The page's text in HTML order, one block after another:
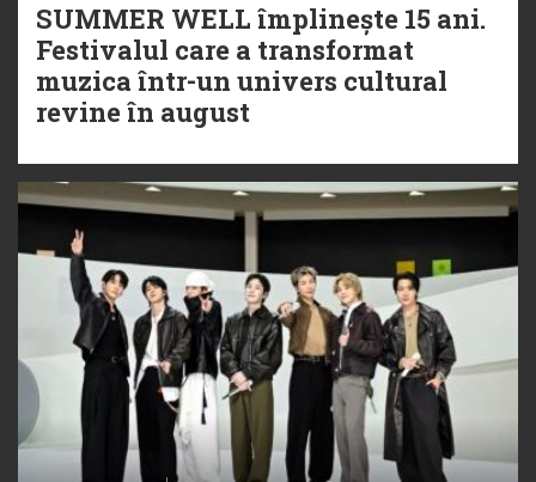
SUMMER WELL împlinește 15 ani.
Festivalul care a transformat
muzica într-un univers cultural
revine în august